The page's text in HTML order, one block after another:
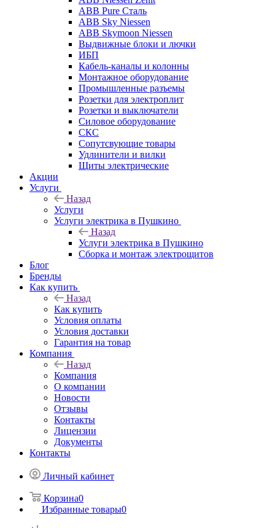
ABB Pure Сталь
ABB Sky Niessen
ABB Skymoon Niessen
Выдвижные блоки и лючки
ИБП
Кабель-каналы и колонны
Монтажное оборудование
Промышленные разъемы
Розетки для электроплит
Розетки и выключатели
Силовое оборудование
СКС
Сопутсвующие товары
Удлинители и вилки
Щиты электрические
Акции
Услуги
Назад
Услуги
Услуги электрика в Пушкино
Назад
Услуги электрика в Пушкино
Сборка и монтаж электрощитов
Блог
Бренды
Как купить
Назад
Как купить
Условия оплаты
Условия доставки
Гарантия на товар
Компания
Назад
Компания
О компании
Новости
Отзывы
Контакты
Лицензии
Документы
Контакты
Личный кабинет
Корзина0
Избранные товары0